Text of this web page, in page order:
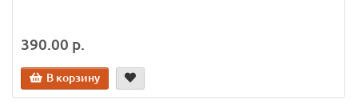
390.00 р.
В корзину